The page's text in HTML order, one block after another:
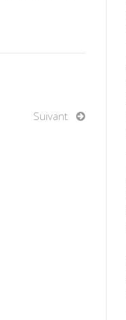
Suivant